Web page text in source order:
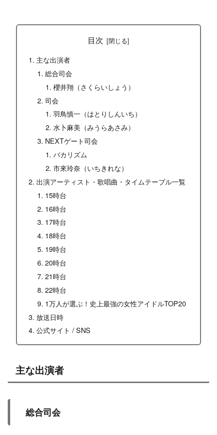
目次
主な出演者
総合司会
櫻井翔（さくらいしょう）
司会
羽鳥慎一（はとりしんいち）
水卜麻美（みうらあさみ）
NEXTゲート司会
バカリズム
市來玲奈（いちきれな）
出演アーティスト・歌唱曲・タイムテーブル一覧
15時台
16時台
17時台
18時台
19時台
20時台
21時台
22時台
1万人が選ぶ！史上最強の女性アイドルTOP20
放送日時
公式サイト / SNS
主な出演者
総合司会